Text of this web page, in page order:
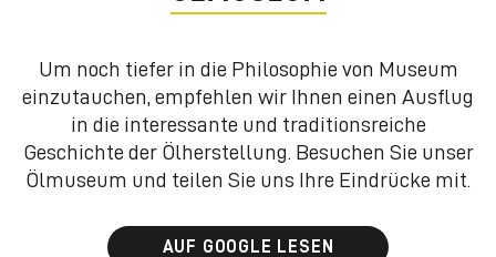
Um noch tiefer in die Philosophie von Museum
einzutauchen, empfehlen wir Ihnen einen Ausflug
in die interessante und traditionsreiche
Geschichte der Ölherstellung. Besuchen Sie unser
Ölmuseum und teilen Sie uns Ihre Eindrücke mit.
AUF GOOGLE LESEN